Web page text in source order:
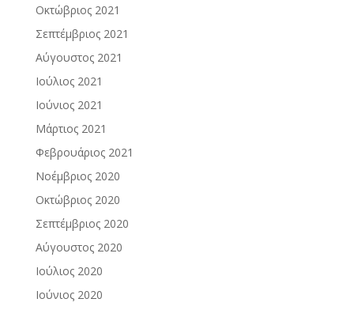
Οκτώβριος 2021
Σεπτέμβριος 2021
Αύγουστος 2021
Ιούλιος 2021
Ιούνιος 2021
Μάρτιος 2021
Φεβρουάριος 2021
Νοέμβριος 2020
Οκτώβριος 2020
Σεπτέμβριος 2020
Αύγουστος 2020
Ιούλιος 2020
Ιούνιος 2020